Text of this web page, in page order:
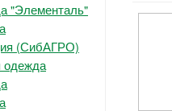
"Элементаль"
(СибАГРО)
одежда